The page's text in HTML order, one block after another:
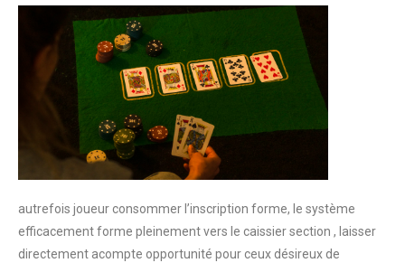
autrefois joueur consommer l’inscription forme, le système
efficacement forme pleinement vers le caissier section , laisser
directement acompte opportunité pour ceux désireux de